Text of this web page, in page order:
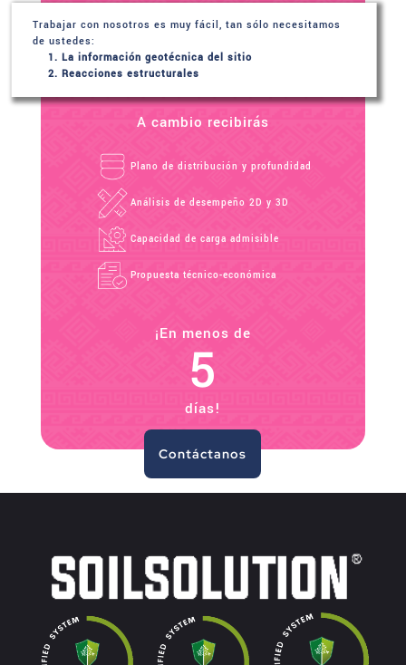
Trabajar con nosotros es muy fácil, tan sólo necesitamos
de ustedes:
La información geotécnica del sitio
Reacciones estructurales
A cambio recibirás
¡En menos de
5
días!
Plano de distribución y profundidad
Análisis de desempeño 2D y 3D
Capacidad de carga admisible
Propuesta técnico-económica
Contáctanos